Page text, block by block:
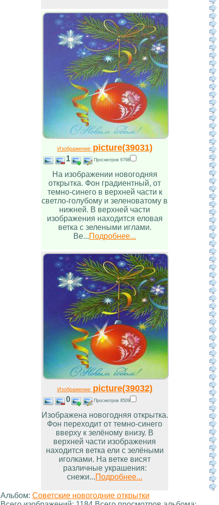
Изображениеpicture(39031)
1 Просмотров 6798
На изображении новогодняя
открытка. Фон градиентный, от
темно-синего в верхней части к
светло-голубому и зеленоватому в
нижней. В верхней части
изображения находится еловая
ветка с зелеными иглами.
Ве...Подробнее...
Изображениеpicture(39032)
0 Просмотров 8509
Изображена новогодняя открытка.
Фон переходит от темно-синего
вверху к зелёному внизу. В
верхней части изображения
находится ветка ели с зелёными
иголками. На ветке висят
различные украшения:
снежи...Подробнее...
Альбом: Советские новогодние открытки